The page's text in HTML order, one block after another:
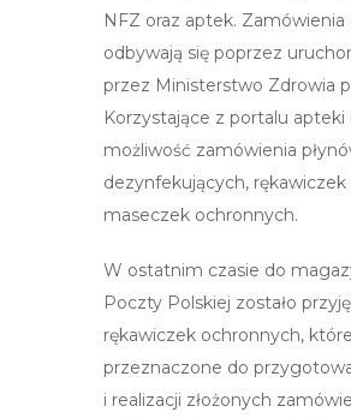
NFZ oraz aptek. Zamówienia
odbywają się poprzez
przez Ministerstwo Zdrowia
Korzystające z portalu apteki
możliwość zamówienia
dezynfekujących, rękawiczek
maseczek ochronnych.
W ostatnim czasie do
Poczty Polskiej zostało
rękawiczek ochronnych,
przeznaczone do
i realizacji złożonych